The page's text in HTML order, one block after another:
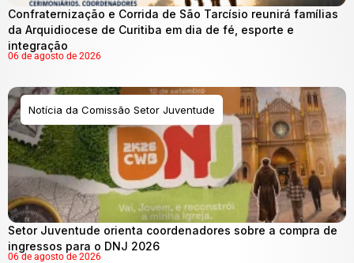
Confraternização e Corrida de São Tarcísio reunirá famílias
da Arquidiocese de Curitiba em dia de fé, esporte e
integração
06 de agosto de 2026
Notícia da Comissão Setor Juventude
Setor Juventude orienta coordenadores sobre a compra de
ingressos para o DNJ 2026
06 de agosto de 2026